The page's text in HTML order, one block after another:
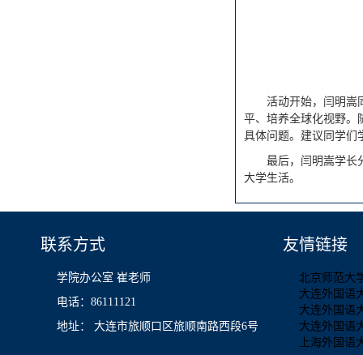
活动开始，闫明嵩
平、培养全球化视野。
具体问题。建议同学们
最后，闫明嵩学长
大学生活。
联系方式
学院办公室 崔老师
电话：86111121
地址： 大连市旅顺口区旅顺南路西段6号
友情链接
北京师范大
大连外国语
大连外国语
大连外国语
上海外国语